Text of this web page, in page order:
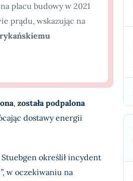
placu budowy w 2021
prądu, wskazując na
, została podpalona
dostawy energii
określił incydent
, w oczekiwaniu na